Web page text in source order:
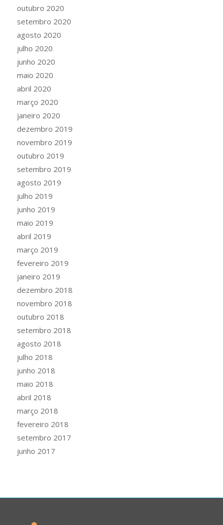
outubro 2020
setembro 2020
agosto 2020
julho 2020
junho 2020
maio 2020
abril 2020
março 2020
janeiro 2020
dezembro 2019
novembro 2019
outubro 2019
setembro 2019
agosto 2019
julho 2019
junho 2019
maio 2019
abril 2019
março 2019
fevereiro 2019
janeiro 2019
dezembro 2018
novembro 2018
outubro 2018
setembro 2018
agosto 2018
julho 2018
junho 2018
maio 2018
abril 2018
março 2018
fevereiro 2018
setembro 2017
junho 2017